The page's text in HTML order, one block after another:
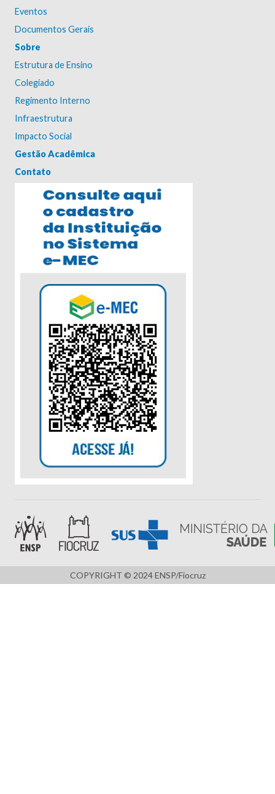
Eventos
Documentos Gerais
Sobre
Estrutura de Ensino
Colegiado
Regimento Interno
Infraestrutura
Impacto Social
Gestão Acadêmica
Contato
COPYRIGHT © 2024 ENSP/Fiocruz